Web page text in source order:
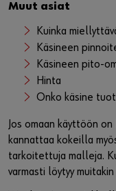
Muut asiat
Kuinka
Käsineen
Käsineen pito-
Hinta
Onko käsine
Jos omaan käyttöön
kannattaa kokeilla
tarkoitettuja malleja.
varmasti löytyy